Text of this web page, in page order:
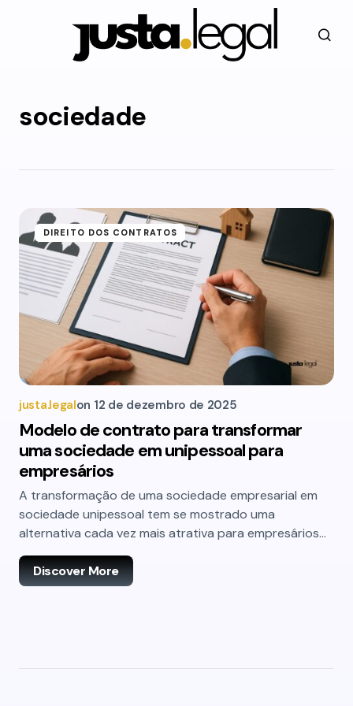
sociedade
DIREITO DOS CONTRATOS
justa.legalon 12 de dezembro de 2025
Modelo de contrato para transformar
uma sociedade em unipessoal para
empresários
A transformação de uma sociedade empresarial em
sociedade unipessoal tem se mostrado uma
alternativa cada vez mais atrativa para empresários…
Discover More